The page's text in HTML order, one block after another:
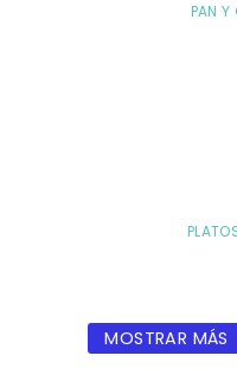
PAN
MOSTRAR MÁS